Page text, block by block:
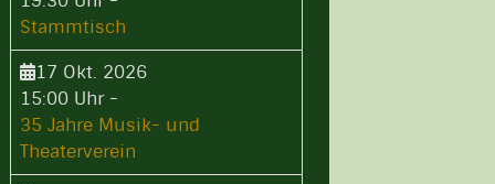
Stammtisch
17 Okt. 2026
15:00 Uhr-
35 Jahre Musik- und
Theaterverein